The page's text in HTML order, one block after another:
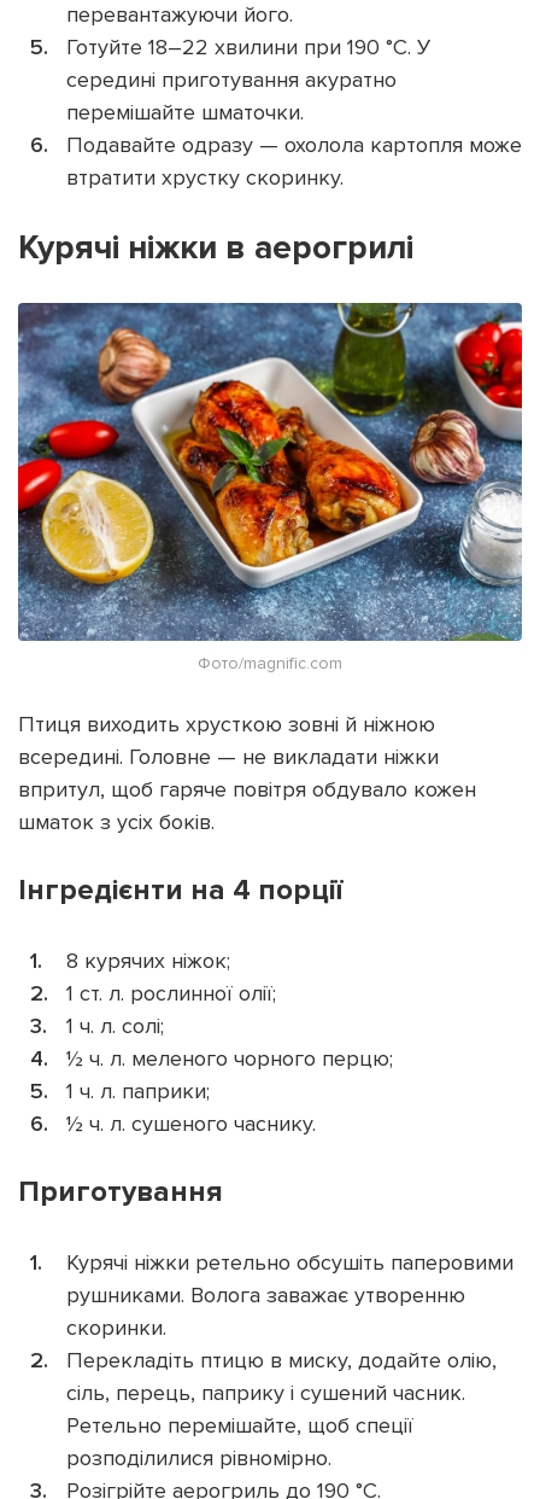
перевантажуючи його.
Готуйте 18–22 хвилини при 190 °C. У
середині приготування акуратно
перемішайте шматочки.
Подавайте одразу — охолола картопля може
втратити хрустку скоринку.
Курячі ніжки в аерогрилі
Фото/magnific.com
Птиця виходить хрусткою зовні й ніжною
всередині. Головне — не викладати ніжки
впритул, щоб гаряче повітря обдувало кожен
шматок з усіх боків.
Інгредієнти на 4 порції
8 курячих ніжок;
1 ст. л. рослинної олії;
1 ч. л. солі;
½ ч. л. меленого чорного перцю;
1 ч. л. паприки;
½ ч. л. сушеного часнику.
Приготування
Курячі ніжки ретельно обсушіть паперовими
рушниками. Волога заважає утворенню
скоринки.
Перекладіть птицю в миску, додайте олію,
сіль, перець, паприку і сушений часник.
Ретельно перемішайте, щоб спеції
розподілилися рівномірно.
Розігрійте аерогриль до 190 °C.